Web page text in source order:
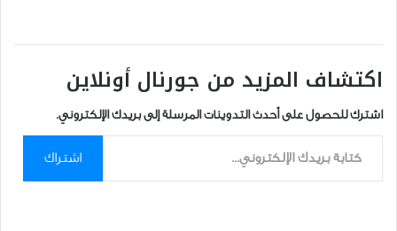
اكتشاف المزيد من جورنال أونلاين
اشترك للحصول على أحدث التدوينات المرسلة إلى بريدك الإلكتروني.
كتابة بريدك الإلكتروني...
اشتراك